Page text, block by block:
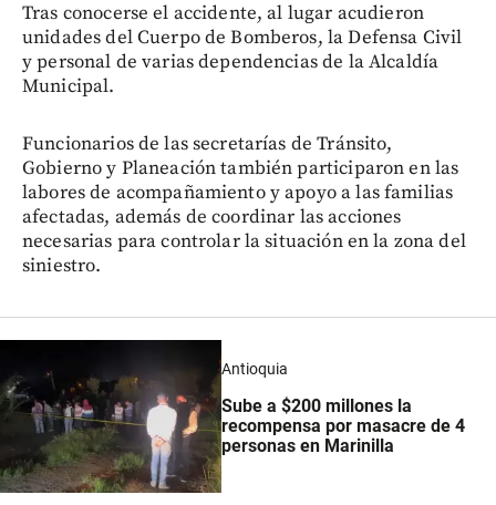
Tras conocerse el accidente, al lugar acudieron
unidades del Cuerpo de Bomberos, la Defensa Civil
y personal de varias dependencias de la Alcaldía
Municipal.
Funcionarios de las secretarías de Tránsito,
Gobierno y Planeación también participaron en las
labores de acompañamiento y apoyo a las familias
afectadas, además de coordinar las acciones
necesarias para controlar la situación en la zona del
siniestro.
Antioquia
Sube a $200 millones la
recompensa por masacre de 4
personas en Marinilla